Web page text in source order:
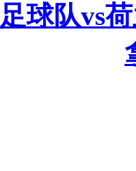
球队vs